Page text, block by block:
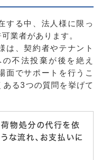
する中、法人様に限っ
業者があります。
は、契約者やテナント
不法投棄が後を絶え
面でサポートを行うこ
る3つの質問を挙げて
物処分の代行を依
な流れ、お支払いに